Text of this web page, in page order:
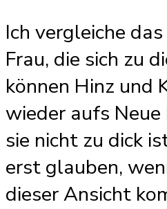
Ich vergleiche
Frau, die sich zu
können Hinz und
wieder aufs
sie nicht zu dick
erst glauben,
dieser Ansicht